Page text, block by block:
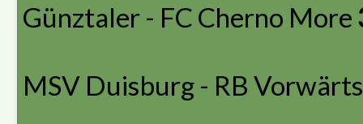
Günztaler - FC Cherno More
MSV Duisburg - RB